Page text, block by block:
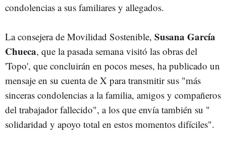
condolencias a sus familiares y allegados.
La consejera de Movilidad Sostenible, Susana García
Chueca, que la pasada semana visitó las obras del
'Topo', que concluirán en pocos meses, ha publicado un
mensaje en su cuenta de X para transmitir sus "más
sinceras condolencias a la familia, amigos y compañeros
del trabajador fallecido", a los que envía también su "
solidaridad y apoyo total en estos momentos difíciles".